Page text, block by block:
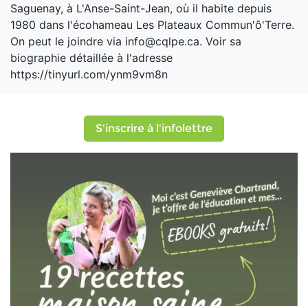
Saguenay, à L'Anse-Saint-Jean, où il habite depuis
1980 dans l'écohameau Les Plateaux Commun'ô'Terre.
On peut le joindre via info@cqlpe.ca. Voir sa
biographie détaillée à l'adresse
https://tinyurl.com/ynm9vm8n
S'inscrire à l'infolettre